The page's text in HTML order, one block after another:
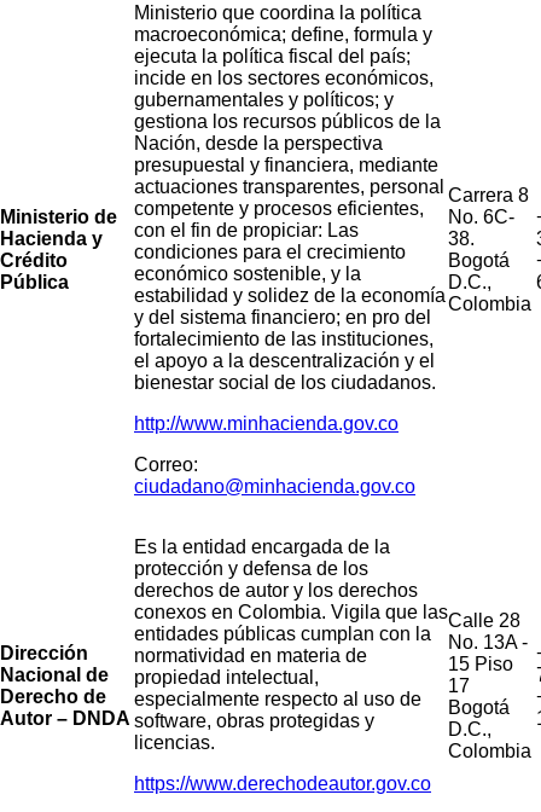
Ministerio de
Hacienda y
Crédito
Pública
Ministerio que coordina la política
macroeconómica; define, formula y
ejecuta la política fiscal del país;
incide en los sectores económicos,
gubernamentales y políticos; y
gestiona los recursos públicos de la
Nación, desde la perspectiva
presupuestal y financiera, mediante
actuaciones transparentes, personal
competente y procesos eficientes,
con el fin de propiciar: Las
condiciones para el crecimiento
económico sostenible, y la
estabilidad y solidez de la economía
y del sistema financiero; en pro del
fortalecimiento de las instituciones,
el apoyo a la descentralización y el
bienestar social de los ciudadanos.
http://www.minhacienda.gov.co
Correo:
ciudadano@minhacienda.gov.co
Carrera 8
No. 6C-
38.
Bogotá
D.C.,
Colombia
Dirección
Nacional de
Derecho de
Autor – DNDA
Es la entidad encargada de la
protección y defensa de los
derechos de autor y los derechos
conexos en Colombia. Vigila que las
entidades públicas cumplan con la
normatividad en materia de
propiedad intelectual,
especialmente respecto al uso de
software, obras protegidas y
licencias.
https://www.derechodeautor.gov.co
Calle 28
No. 13A -
15 Piso
17
Bogotá
D.C.,
Colombia